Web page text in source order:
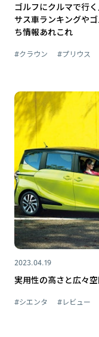
ゴルフにクルマで行
サス車ランキングや
ち情報あれこれ
#クラウン #プリウス
2023.04.19
実用性の高さと広々
#シエンタ #レビュー